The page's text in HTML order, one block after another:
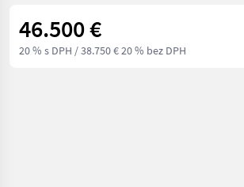
46.500 €
20 % s DPH / 38.750 € 20 % bez DPH